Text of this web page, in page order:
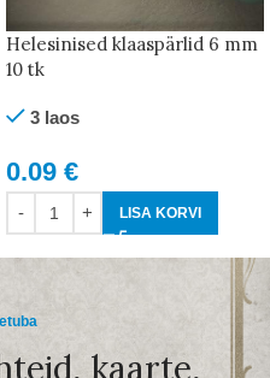
Helesinised klaaspärlid 6 mm
10 tk
3 laos
0.09 €
LISA KORVI
kaarte,